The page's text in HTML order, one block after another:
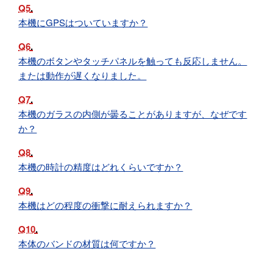
Q5
本機にGPSはついていますか？
Q6
本機のボタンやタッチパネルを触っても反応しません。
または動作が遅くなりました。
Q7
本機のガラスの内側が曇ることがありますが、なぜです
か？
Q8
本機の時計の精度はどれくらいですか？
Q9
本機はどの程度の衝撃に耐えられますか？
Q10
本体のバンドの材質は何ですか？